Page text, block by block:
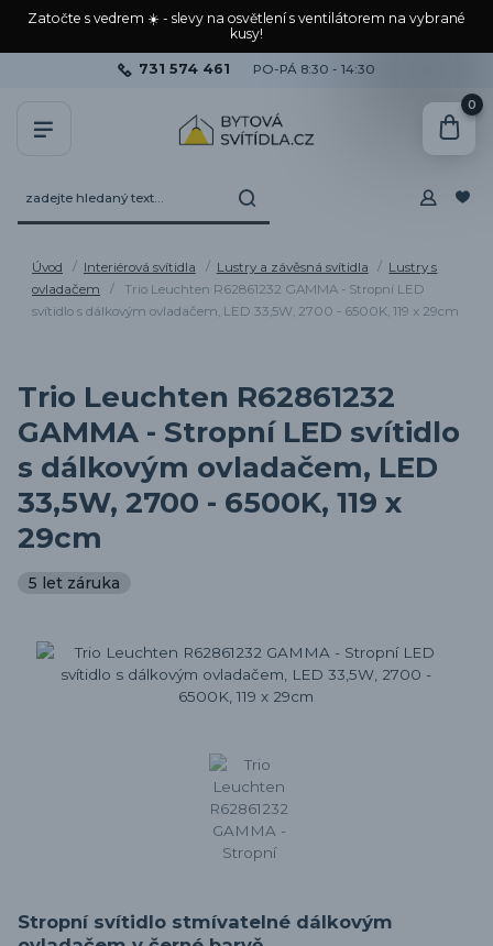
Zatočte s vedrem ☀️ - slevy na osvětlení s ventilátorem na vybrané
kusy!
731 574 461 PO-PÁ 8:30 - 14:30
0
Úvod Interiérová svítidla Lustry a závěsná svítidla
Lustry s
ovladačem
Trio Leuchten R62861232 GAMMA - Stropní LED
svítidlo s dálkovým ovladačem, LED 33,5W, 2700 - 6500K, 119 x 29cm
Trio Leuchten R62861232
GAMMA - Stropní LED svítidlo
s dálkovým ovladačem, LED
33,5W, 2700 - 6500K, 119 x
29cm
5 let záruka
Stropní svítidlo stmívatelné dálkovým